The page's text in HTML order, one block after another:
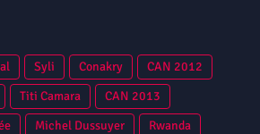
Syli Conakry
CAN 2012
Titi Camara
CAN 2013
Michel Dussuyer
Rwanda